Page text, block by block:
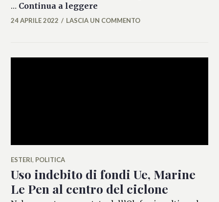
… Continua a leggere
MARIANNA
24 APRILE 2022 LASCIA UN COMMENTO
ESTERI, POLITICA
Uso indebito di fondi Ue, Marine
Le Pen al centro del ciclone